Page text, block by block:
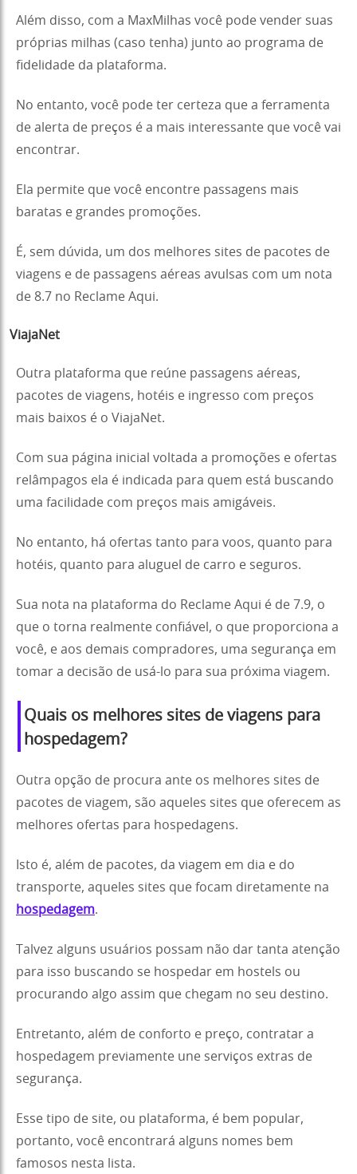
Além disso, com a MaxMilhas você pode vender suas
próprias milhas (caso tenha) junto ao programa de
fidelidade da plataforma.
No entanto, você pode ter certeza que a ferramenta
de alerta de preços é a mais interessante que você vai
encontrar.
Ela permite que você encontre passagens mais
baratas e grandes promoções.
É, sem dúvida, um dos melhores sites de pacotes de
viagens e de passagens aéreas avulsas com um nota
de 8.7 no Reclame Aqui.
ViajaNet
Outra plataforma que reúne passagens aéreas,
pacotes de viagens, hotéis e ingresso com preços
mais baixos é o ViajaNet.
Com sua página inicial voltada a promoções e ofertas
relâmpagos ela é indicada para quem está buscando
uma facilidade com preços mais amigáveis.
No entanto, há ofertas tanto para voos, quanto para
hotéis, quanto para aluguel de carro e seguros.
Sua nota na plataforma do Reclame Aqui é de 7.9, o
que o torna realmente confiável, o que proporciona a
você, e aos demais compradores, uma segurança em
tomar a decisão de usá-lo para sua próxima viagem.
Quais os melhores sites de viagens para
hospedagem?
Outra opção de procura ante os melhores sites de
pacotes de viagem, são aqueles sites que oferecem as
melhores ofertas para hospedagens.
Isto é, além de pacotes, da viagem em dia e do
transporte, aqueles sites que focam diretamente na
hospedagem.
Talvez alguns usuários possam não dar tanta atenção
para isso buscando se hospedar em hostels ou
procurando algo assim que chegam no seu destino.
Entretanto, além de conforto e preço, contratar a
hospedagem previamente une serviços extras de
segurança.
Esse tipo de site, ou plataforma, é bem popular,
portanto, você encontrará alguns nomes bem
famosos nesta lista.